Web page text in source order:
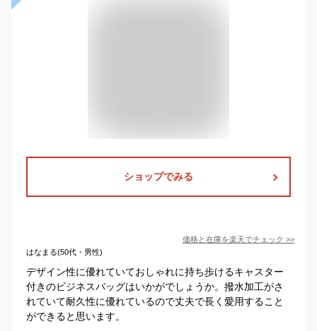
ショップでみる
価格と在庫を楽天でチェック >>
はなまる(50代・男性)
デザイン性に優れていておしゃれに持ち歩けるキャスター
付きのビジネスバッグはいかがでしょうか。撥水加工がさ
れていて耐久性に優れているので丈夫で長く愛用すること
ができると思います。